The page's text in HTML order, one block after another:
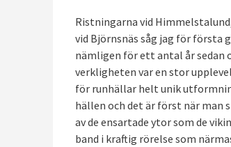
Ristningarna vid
vid Björnsnäs såg jag för första
nämligen för ett antal år sedan
verkligheten var en stor
för runhällar helt unik
hällen och det är först när man
av de ensartade ytor som de
band i kraftig rörelse som